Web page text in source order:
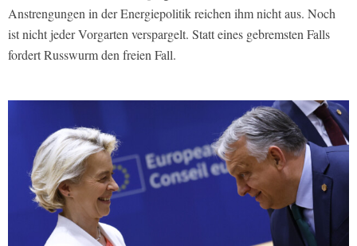
Anstrengungen in der Energiepolitik reichen ihm nicht aus. Noch
ist nicht jeder Vorgarten verspargelt. Statt eines gebremsten Falls
fordert Russwurm den freien Fall.